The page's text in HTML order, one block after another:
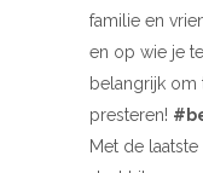
familie en
en op wie je
belangrijk om
presteren!
Met de